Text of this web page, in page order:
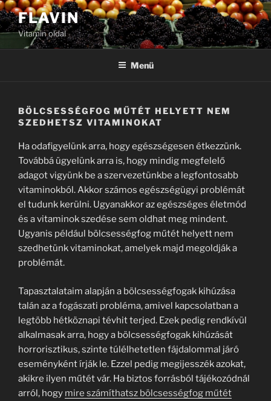
Tartalomhoz
FLAVIN
Vitamin oldal
Menü
BÖLCSESSÉGFOG MŰTÉT HELYETT NEM
SZEDHETSZ VITAMINOKAT
Ha odafigyelünk arra, hogy egészségesen étkezzünk.
Továbbá ügyelünk arra is, hogy mindig megfelelő
adagot vigyünk be a szervezetünkbe a legfontosabb
vitaminokból. Akkor számos egészségügyi problémát
el tudunk kerülni. Ugyanakkor az egészséges életmód
és a vitaminok szedése sem oldhat meg mindent.
Ugyanis például bölcsességfog műtét helyett nem
szedhetünk vitaminokat, amelyek majd megoldják a
problémát.
Tapasztalataim alapján a bölcsességfogak kihúzása
talán az a fogászati probléma, amivel kapcsolatban a
legtöbb hétköznapi tévhit terjed. Ezek pedig rendkívül
alkalmasak arra, hogy a bölcsességfogak kihúzását
horrorisztikus, szinte túlélhetetlen fájdalommal járó
eseményként írják le. Ezzel pedig megijesszék azokat,
akikre ilyen műtét vár. Ha biztos forrásból tájékozódnál
arról, hogy mire számíthatsz bölcsességfog műtét